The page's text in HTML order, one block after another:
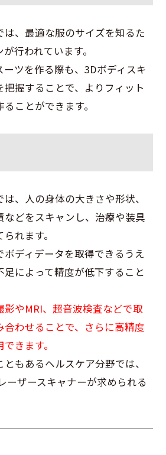
は、最適な服のサイズを知るた
行われています。
ツを作る際も、3Dボディスキ
把握することで、よりフィット
ことができます。
、人の身体の大きさや形状、
などをスキャンし、治療や装具
れます。
ディデータを取得できるうえ
足によって精度が低下すること
影やMRI、超音波検査などで取
わせることで、さらに高精度
きます。
もあるヘルスケア分野では、
ーザースキャナーが求められる